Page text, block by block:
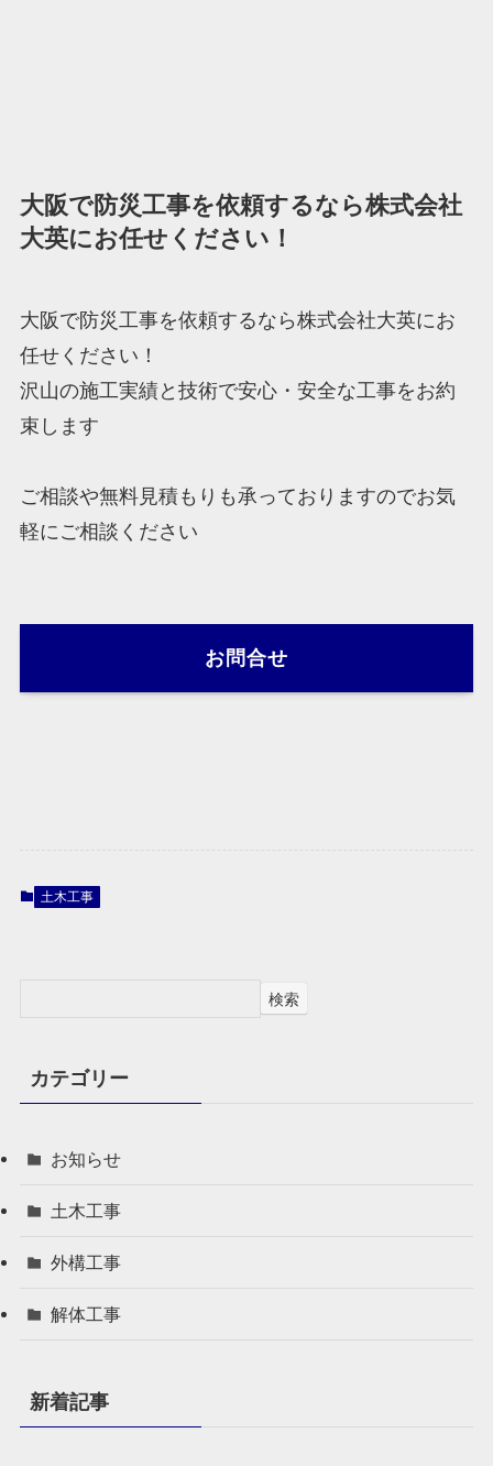
大阪で防災工事を依頼するなら株式会社
大英にお任せください！
大阪で防災工事を依頼するなら株式会社大英にお
任せください！
沢山の施工実績と技術で安心・安全な工事をお約
束します
ご相談や無料見積もりも承っておりますのでお気
軽にご相談ください
お問合せ
土木工事
検索
カテゴリー
お知らせ
土木工事
外構工事
解体工事
新着記事